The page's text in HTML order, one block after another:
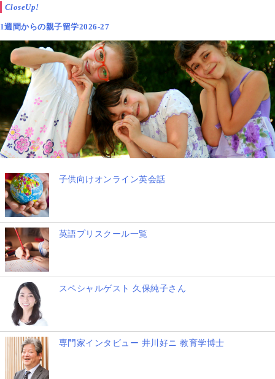
CloseUp!
1週間からの親子留学2026-27
子供向けオンライン英会話
英語プリスクール一覧
スペシャルゲスト 久保純子さん
専門家インタビュー 井川好ニ 教育学博士